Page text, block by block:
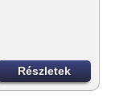
Részletek